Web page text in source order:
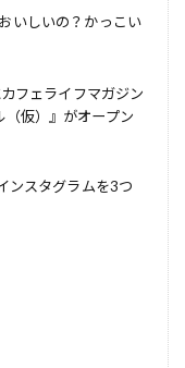
いしいの？かっこい
フェライフマガジン
仮）』がオープン
ンスタグラムを3つ